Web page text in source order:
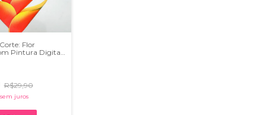
Flor
Pintura Digital
Dxf - (cópia)
R$29,90
sem juros